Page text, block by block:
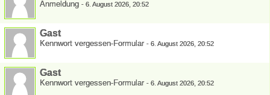
Anmeldung - 6. August 2026, 20:52
Gast
Kennwort vergessen-Formular - 6. August 2026, 20:52
Gast
Kennwort vergessen-Formular - 6. August 2026, 20:52